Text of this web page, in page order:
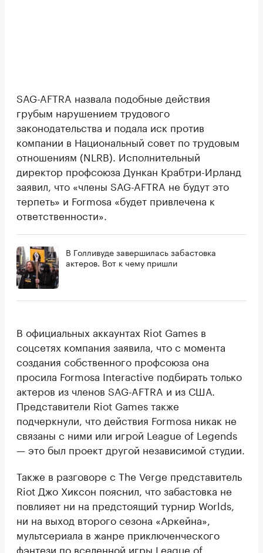
SAG-AFTRA назвала подобные действия
грубым нарушением трудового
законодательства и подала иск против
компании в Национальный совет по трудовым
отношениям (NLRB). Исполнительный
директор профсоюза Дункан Крабтри-Ирланд
заявил, что «члены SAG-AFTRA не будут это
терпеть» и Formosa «будет привлечена к
ответственности».
В Голливуде завершилась забастовка
актеров. Вот к чему пришли
В официальных аккаунтах Riot Games в
соцсетях компания заявила, что с момента
создания собственного профсоюза она
просила Formosa Interactive подбирать только
актеров из членов SAG-AFTRA и из США.
Представители Riot Games также
подчеркнули, что действия Formosa никак не
связаны с ними или игрой League of Legends
— это был проект другой независимой студии.
Также в разговоре с The Verge представитель
Riot Джо Хиксон пояснил, что забастовка не
повлияет ни на предстоящий турнир Worlds,
ни на выход второго сезона «Аркейна»,
мультсериала в жанре приключенческого
фэнтези по вселенной игры League of